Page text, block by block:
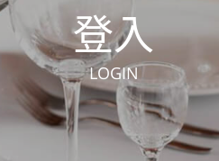
登入
LOGIN